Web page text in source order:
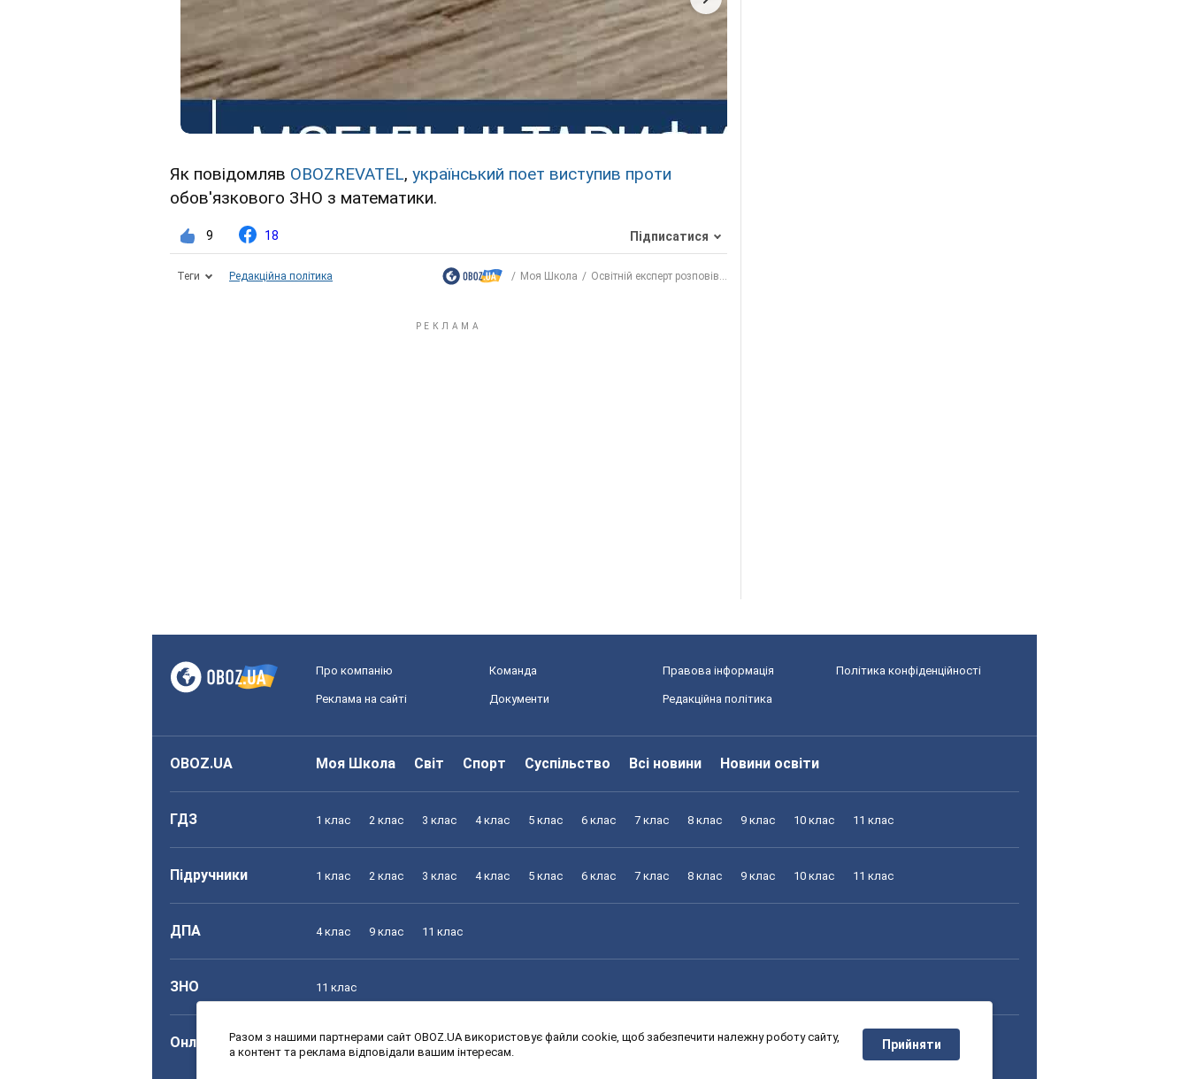
Як повідомляв OBOZREVATEL, український поет виступив проти
обов'язкового ЗНО з математики.
9 18 Підписатися
Теги Редакційна політика Моя Школа Освітній експерт розповів...
Про компанію Команда Правова інформація Політика конфіденційності
Реклама на сайті Документи Редакційна політика
OBOZ.UA Моя Школа Світ Спорт Суспільство Всі новини Новини освіти
ГДЗ 1 клас 2 клас 3 клас 4 клас 5 клас 6 клас 7 клас 8 клас 9 клас 10 клас 11 клас
Підручники 1 клас 2 клас 3 клас 4 клас 5 клас 6 клас 7 клас 8 клас 9 клас 10 клас 11 клас
ДПА 4 клас 9 клас 11 клас
ЗНО 11 клас
Онлайн уроки 1 клас 2 клас 3 клас 4 клас 5 клас 6 клас 7 клас 8 клас 9 клас 10 клас 11 клас
Разом з нашими партнерами сайт OBOZ.UA використовує файли cookie, щоб забезпечити належну роботу сайту,
а контент та реклама відповідали вашим інтересам.
Прийняти